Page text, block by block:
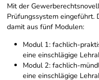
Mit der
Prüfungssystem eingeführt.
damit aus fünf Modulen:
Modul 1: fachlich-
eine einschlägige
Modul 2: fachlich-
eine einschlägige